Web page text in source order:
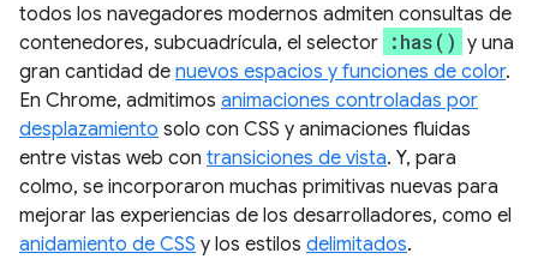
todos los navegadores modernos admiten consultas de
contenedores, subcuadrícula, el selector :has() y una
gran cantidad de nuevos espacios y funciones de color.
En Chrome, admitimos animaciones controladas por
desplazamiento solo con CSS y animaciones fluidas
entre vistas web con transiciones de vista. Y, para
colmo, se incorporaron muchas primitivas nuevas para
mejorar las experiencias de los desarrolladores, como el
anidamiento de CSS y los estilos delimitados.